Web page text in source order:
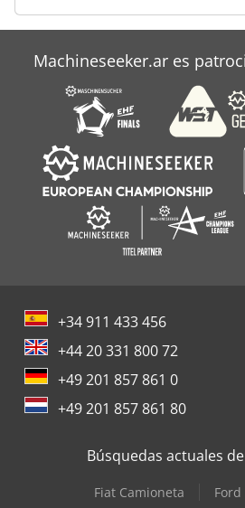
Machineseeker.ar es
+34 911 433 456
+44 20 331 800 72
+49 201 857 861 0
+49 201 857 861 80
Búsquedas actuales
Fiat Camioneta